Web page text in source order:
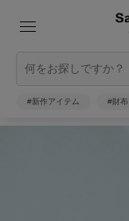
#新作アイテム #財布